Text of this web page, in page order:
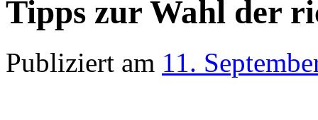
Tipps zur Wahl der
Publiziert am 11.